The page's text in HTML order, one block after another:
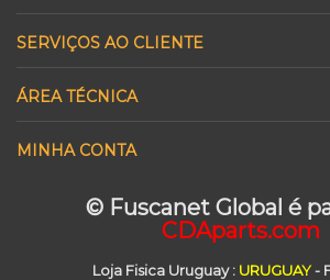
SERVIÇOS AO CLIENTE
ÁREA TÉCNICA
MINHA CONTA
© Fuscanet Global é
CDAparts.com
Loja Fisica Uruguay: URUGUAY-